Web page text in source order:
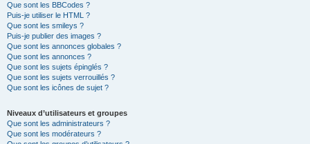
Que sont les BBCodes ?
Puis-je utiliser le HTML ?
Que sont les smileys ?
Puis-je publier des images ?
Que sont les annonces globales ?
Que sont les annonces ?
Que sont les sujets épinglés ?
Que sont les sujets verrouillés ?
Que sont les icônes de sujet ?
Niveaux d’utilisateurs et groupes
Que sont les administrateurs ?
Que sont les modérateurs ?